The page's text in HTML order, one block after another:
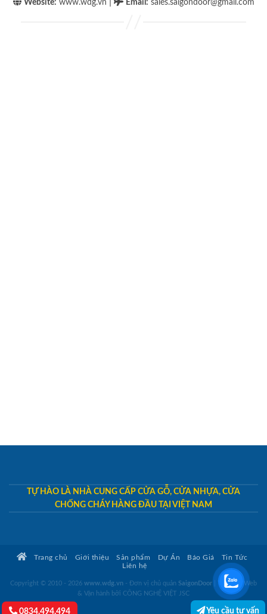
Website: www.wdg.vn Email : sales.saigondoor@gmail.com
TỰ HÀO LÀ NHÀ CUNG CẤP CỬA GỖ, CỬA NHỰA, CỬA
CHỐNG CHÁY HÀNG ĐẦU TẠI VIỆT NAM
Trang chủ Giới thiệu Sản phẩm Dự Án Báo Giá
Tin Tức
Liên hệ
Copyright © 2010 - 2026 www.wdg.vn - Đơn vị chủ quản SaigonDoor
Thiết kế Web
& Vận hành bởi CÔNG NGHỆ VIỆT JSC
0834.494.494 Yêu cầu tư vấn